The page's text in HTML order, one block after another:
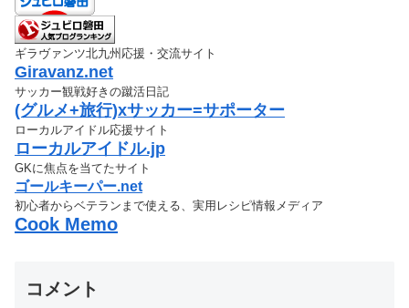
ギラヴァンツ北九州応援・交流サイト
Giravanz.net
サッカー観戦好きの蹴活日記
(グルメ+旅行)xサッカー=サポーター
ローカルアイドル応援サイト
ローカルアイドル.jp
GKに焦点を当てたサイト
ゴールキーパー.net
初心者からベテランまで使える、実用レシピ情報メディア
Cook Memo
コメント